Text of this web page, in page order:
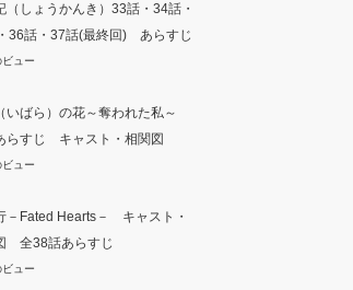
（しょうかんき）33話・34話・
36話・37話(最終回) あらすじ
ュー
いばら）の花～奪われた私～
らすじ キャスト・相関図
ュー
－Fated Hearts－ キャスト・
全38話あらすじ
ュー